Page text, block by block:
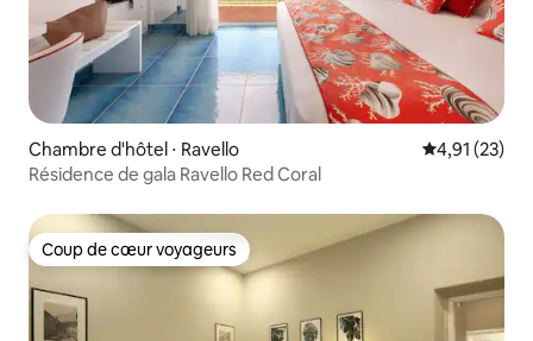
Chambre d'hôtel ⋅ Ravello Évaluation
4,91 (23)
Résidence de gala Ravello Red Coral
Coup de cœur voyageurs
Coup de cœur voyageurs